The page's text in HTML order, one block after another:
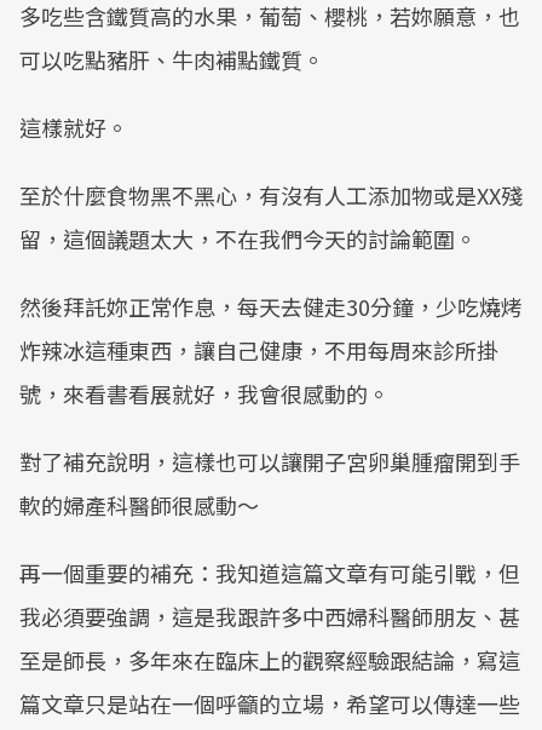
多吃些含鐵質高的水果，葡萄、櫻桃，若妳願意，也
可以吃點豬肝、牛肉補點鐵質。
這樣就好。
至於什麼食物黑不黑心，有沒有人工添加物或是XX殘
留，這個議題太大，不在我們今天的討論範圍。
然後拜託妳正常作息，每天去健走30分鐘，少吃燒烤
炸辣冰這種東西，讓自己健康，不用每周來診所掛
號，來看書看展就好，我會很感動的。
對了補充說明，這樣也可以讓開子宮卵巢腫瘤開到手
軟的婦產科醫師很感動～
再一個重要的補充：我知道這篇文章有可能引戰，但
我必須要強調，這是我跟許多中西婦科醫師朋友、甚
至是師長，多年來在臨床上的觀察經驗跟結論，寫這
篇文章只是站在一個呼籲的立場，希望可以傳達一些